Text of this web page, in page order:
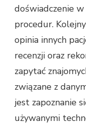
doświadczenie
procedur.
opinia innych
recenzji oraz
zapytać
związane z
jest zapoznanie
używanymi